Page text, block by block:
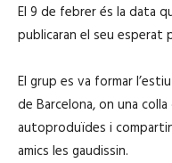
El 9 de febrer és la data
publicaran el seu esperat
El grup es va formar
de Barcelona, on una
autoproduïdes i
amics les gaudissin.